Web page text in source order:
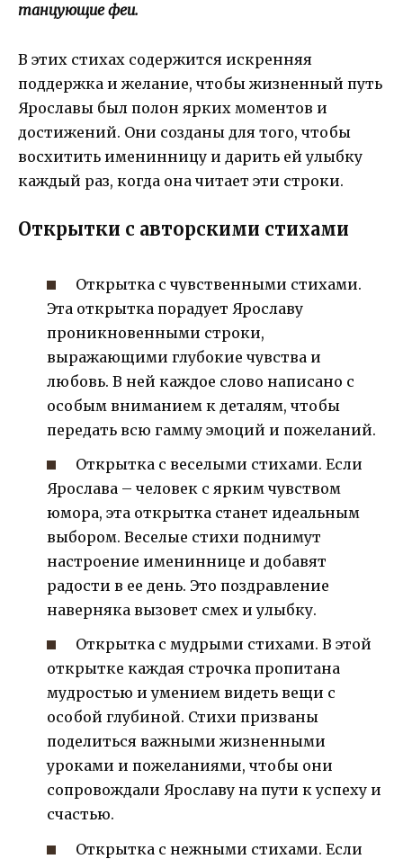
танцующие феи.
В этих стихах содержится искренняя
поддержка и желание, чтобы жизненный путь
Ярославы был полон ярких моментов и
достижений. Они созданы для того, чтобы
восхитить именинницу и дарить ей улыбку
каждый раз, когда она читает эти строки.
Открытки с авторскими стихами
Открытка с чувственными стихами.
Эта открытка порадует Ярославу
проникновенными строки,
выражающими глубокие чувства и
любовь. В ней каждое слово написано с
особым вниманием к деталям, чтобы
передать всю гамму эмоций и пожеланий.
Открытка с веселыми стихами. Если
Ярослава – человек с ярким чувством
юмора, эта открытка станет идеальным
выбором. Веселые стихи поднимут
настроение имениннице и добавят
радости в ее день. Это поздравление
наверняка вызовет смех и улыбку.
Открытка с мудрыми стихами. В этой
открытке каждая строчка пропитана
мудростью и умением видеть вещи с
особой глубиной. Стихи призваны
поделиться важными жизненными
уроками и пожеланиями, чтобы они
сопровождали Ярославу на пути к успеху и
счастью.
Открытка с нежными стихами. Если